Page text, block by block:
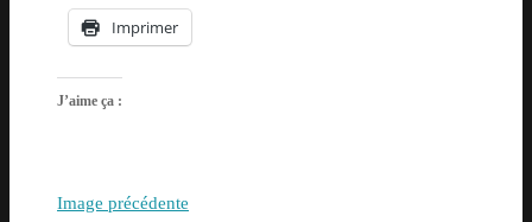
Imprimer
J’aime ça :
Image précédente